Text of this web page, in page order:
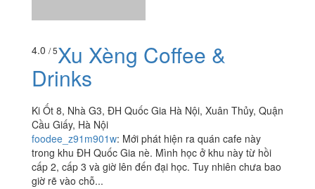
4.0 / 5Xu Xèng Coffee &
Drinks
Ki Ốt 8, Nhà G3, ĐH Quốc Gia Hà Nội, Xuân Thủy, Quận
Cầu Giấy, Hà Nội
foodee_z91m901w: Mới phát hiện ra quán cafe này
trong khu ĐH Quốc Gia nè. Mình học ở khu này từ hồi
cấp 2, cấp 3 và giờ lên đến đại học. Tuy nhiên chưa bao
giờ rẽ vào chỗ...